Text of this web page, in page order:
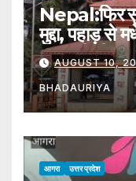
Nepal:फिर
मुद्दा, पहाड़ से
हिंसा की भी
Hindu
Nepal
Sunsari
Intensifies
AUGUST 10,
BHADAURIYA
आगरा उत्तर प्रदेश